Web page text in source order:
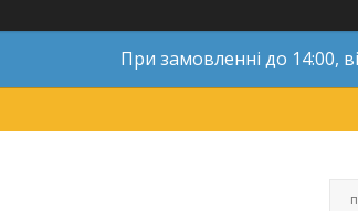
При замовленні до 14:00,